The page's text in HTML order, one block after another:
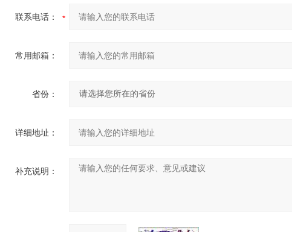
联系电话：
常用邮箱：
省份：
详细地址：
补充说明：